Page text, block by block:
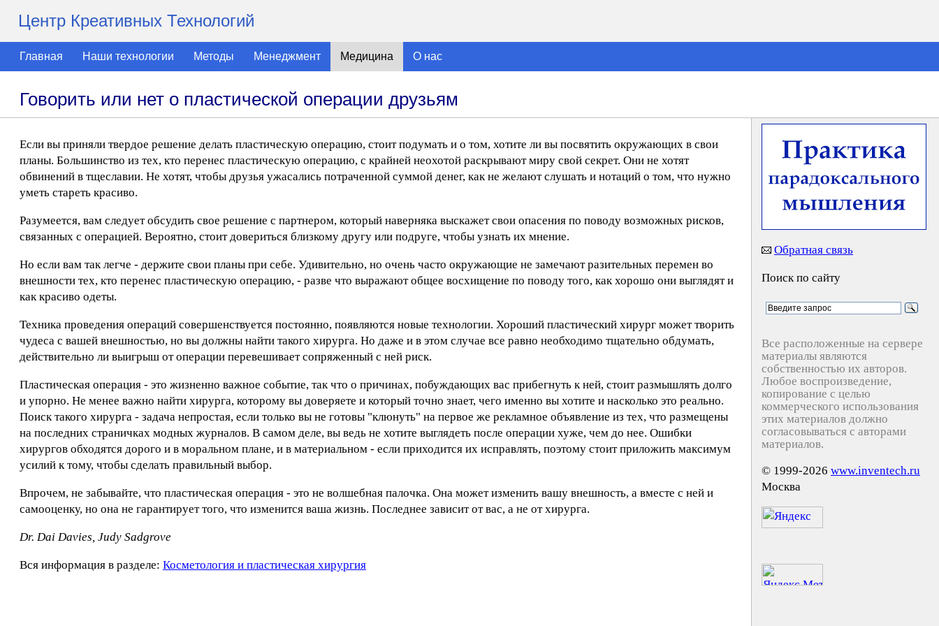
Центр Креативных Технологий
Главная Наши технологии Методы Менеджмент Медицина О нас
Говорить или нет о пластической операции друзьям
Если вы приняли твердое решение делать пластическую операцию, стоит подумать и о том, хотите ли вы посвятить окружающих в свои
планы. Большинство из тех, кто перенес пластическую операцию, с крайней неохотой раскрывают миру свой секрет. Они не хотят
обвинений в тщеславии. Не хотят, чтобы друзья ужасались потраченной суммой денег, как не желают слушать и нотаций о том, что нужно
уметь стареть красиво.
Разумеется, вам следует обсудить свое решение с партнером, который наверняка выскажет свои опасения по поводу возможных рисков,
связанных с операцией. Вероятно, стоит довериться близкому другу или подруге, чтобы узнать их мнение.
Но если вам так легче - держите свои планы при себе. Удивительно, но очень часто окружающие не замечают разительных перемен во
внешности тех, кто перенес пластическую операцию, - разве что выражают общее восхищение по поводу того, как хорошо они выглядят и
как красиво одеты.
Техника проведения операций совершенствуется постоянно, появляются новые технологии. Хороший пластический хирург может творить
чудеса с вашей внешностью, но вы должны найти такого хирурга. Но даже и в этом случае все равно необходимо тщательно обдумать,
действительно ли выигрыш от операции перевешивает сопряженный с ней риск.
Пластическая операция - это жизненно важное событие, так что о причинах, побуждающих вас прибегнуть к ней, стоит размышлять долго
и упорно. Не менее важно найти хирурга, которому вы доверяете и который точно знает, чего именно вы хотите и насколько это реально.
Поиск такого хирурга - задача непростая, если только вы не готовы "клюнуть" на первое же рекламное объявление из тех, что размещены
на последних страничках модных журналов. В самом деле, вы ведь не хотите выглядеть после операции хуже, чем до нее. Ошибки
хирургов обходятся дорого и в моральном плане, и в материальном - если приходится их исправлять, поэтому стоит приложить максимум
усилий к тому, чтобы сделать правильный выбор.
Впрочем, не забывайте, что пластическая операция - это не волшебная палочка. Она может изменить вашу внешность, а вместе с ней и
самооценку, но она не гарантирует того, что изменится ваша жизнь. Последнее зависит от вас, а не от хирурга.
Dr. Dai Davies, Judy Sadgrove
Вся информация в разделе: Косметология и пластическая хирургия
Обратная связь
Поиск по сайту
Все расположенные на сервере
материалы являются
собственностью их авторов.
Любое воспроизведение,
копирование с целью
коммерческого использования
этих материалов должно
согласовываться с авторами
материалов.
© 1999-2026 www.inventech.ru
Москва